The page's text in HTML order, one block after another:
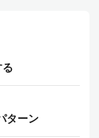
ターン